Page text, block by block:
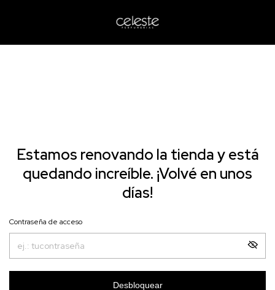
Estamos renovando la tienda y está
quedando increíble. ¡Volvé en unos
días!
Contraseña de acceso
Desbloquear